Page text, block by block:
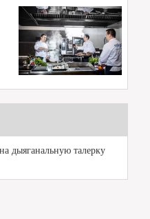
дыяганальную талерку